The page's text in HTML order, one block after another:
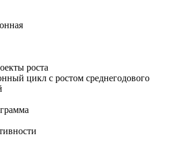
роста
цикл с ростом среднегодового